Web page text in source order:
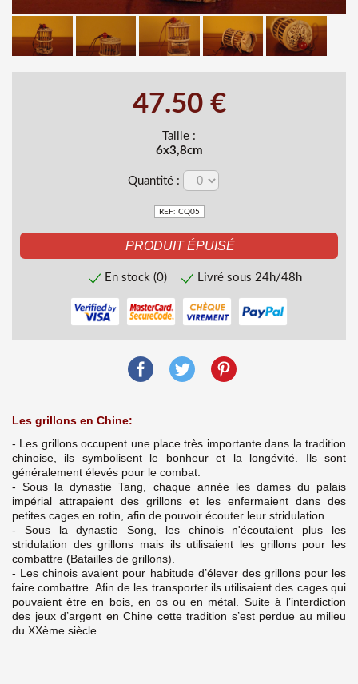
47.50 €
Taille :
6x3,8cm
Quantité :
REF: CQ05
En stock (0) Livré sous 24h/48h
Les grillons en Chine:
- Les grillons occupent une place très importante dans la tradition
chinoise, ils symbolisent le bonheur et la longévité. Ils sont
généralement élevés pour le combat.
- Sous la dynastie Tang, chaque année les dames du palais
impérial attrapaient des grillons et les enfermaient dans des
petites cages en rotin, afin de pouvoir écouter leur stridulation.
- Sous la dynastie Song, les chinois n'écoutaient plus les
stridulation des grillons mais ils utilisaient les grillons pour les
combattre (Batailles de grillons).
- Les chinois avaient pour habitude d’élever des grillons pour les
faire combattre. Afin de les transporter ils utilisaient des cages qui
pouvaient être en bois, en os ou en métal. Suite à l’interdiction
des jeux d’argent en Chine cette tradition s’est perdue au milieu
du XXème siècle.